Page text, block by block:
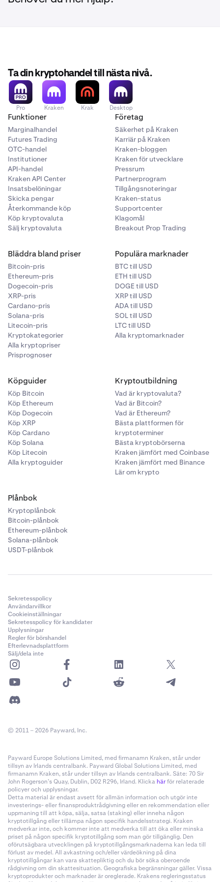
saldon.
konvertering. Här ser du i detalj listan över små saldon
Ta din kryptohandel till nästa nivå.
Pro Kraken Krak Desktop
Funktioner
Marginalhandel
Futures Trading
OTC-handel
Institutioner
API-handel
Kraken API Center
Insatsbelöningar
Skicka pengar
Återkommande köp
Köp kryptovaluta
Sälj kryptovaluta
Företag
Säkerhet på Kraken
Karriär på Kraken
Kraken-bloggen
Kraken för utvecklare
Pressrum
Partnerprogram
Tillgångsnoteringar
Kraken-status
Supportcenter
Klagomål
Breakout Prop Trading
Bläddra bland priser
Bitcoin-pris
Ethereum-pris
Dogecoin-pris
XRP-pris
Cardano-pris
Solana-pris
Litecoin-pris
Kryptokategorier
Alla kryptopriser
Prisprognoser
Populära marknader
BTC till USD
ETH till USD
DOGE till USD
XRP till USD
ADA till USD
SOL till USD
LTC till USD
Alla kryptomarknader
Köpguider
Köp Bitcoin
Köp Ethereum
Köp Dogecoin
Köp XRP
Köp Cardano
Köp Solana
Köp Litecoin
Alla kryptoguider
Kryptoutbildning
Vad är kryptovaluta?
Vad är Bitcoin?
Vad är Ethereum?
Bästa plattformen för
kryptoterminer
Bästa kryptobörserna
Kraken jämfört med Coinbase
Kraken jämfört med Binance
Lär om krypto
Plånbok
Kryptoplånbok
Bitcoin-plånbok
Ethereum-plånbok
Solana-plånbok
USDT-plånbok
Sekretesspolicy
Användarvillkor
Cookieinställningar
Sekretesspolicy för kandidater
Upplysningar
Regler för börshandel
Efterlevnadsplattform
Sälj/dela inte
© 2011 – 2026 Payward, Inc.
Payward Europe Solutions Limited, med firmanamn Kraken, står under
tillsyn av Irlands centralbank. Payward Global Solutions Limited, med
firmanamn Kraken, står under tillsyn av Irlands centralbank. Säte: 70 Sir
John Rogerson’s Quay, Dublin, D02 R296, Irland. Klicka härför relaterade
policyer och upplysningar.
Detta material är endast avsett för allmän information och utgör inte
investerings- eller finansproduktrådgivning eller en rekommendation eller
uppmaning till att köpa, sälja, satsa (staking) eller inneha någon
kryptotillgång eller tillämpa någon specifik handelsstrategi. Kraken
medverkar inte, och kommer inte att medverka till att öka eller minska
priset på någon specifik kryptotillgång som man gör tillgänglig. Den
oförutsägbara utvecklingen på kryptotillgångsmarknaderna kan leda till
förlust av medel. All avkastning och/eller värdeökning på dina
kryptotillgångar kan vara skattepliktig och du bör söka oberoende
rådgivning om din skattesituation. Geografiska begränsningar gäller. Vissa
kryptoprodukter och marknader är oreglerade. Krakens regleringsstatus